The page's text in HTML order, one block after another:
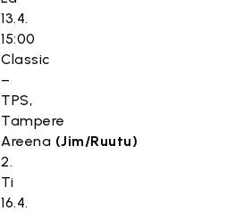
13.4.
15:00
Classic
–
TPS,
Tampere
Areena (Jim/Ruutu)
2.
Ti
16.4.